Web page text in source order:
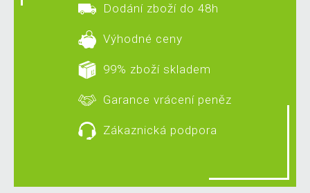
Dodání zboží do 48h
Výhodné ceny
99% zboží skladem
Garance vrácení peněz
Zákaznická podpora